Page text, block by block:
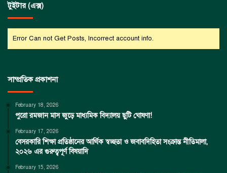
টুইটার (এক্স)
Error Can not Get Posts, Incorrect account info.
সাম্প্রতিক প্রকাশনা
February 18, 2026
পুরো রমজান মাস জুড়ে মাধ্যমিক বিদ্যালয় ছুটি ঘোষণা!
February 17, 2026
বেসরকারি শিক্ষা প্রতিষ্ঠানের আর্থিক স্বচ্ছতা ও জবাবদিহিতা সংক্রান্ত নীতিমালা,
২০২৬ এর গুরুত্বপূর্ণ বিষয়াদি
February 15, 2026